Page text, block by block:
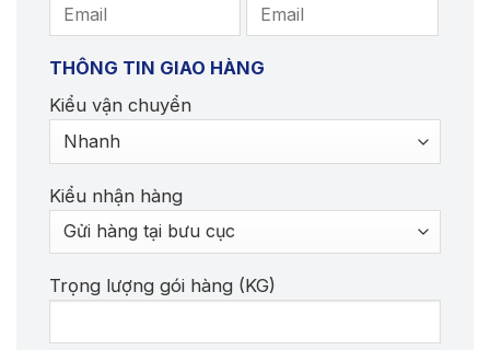
THÔNG TIN GIAO HÀNG
Kiểu vận chuyển
Kiểu nhận hàng
Trọng lượng gói hàng (KG)